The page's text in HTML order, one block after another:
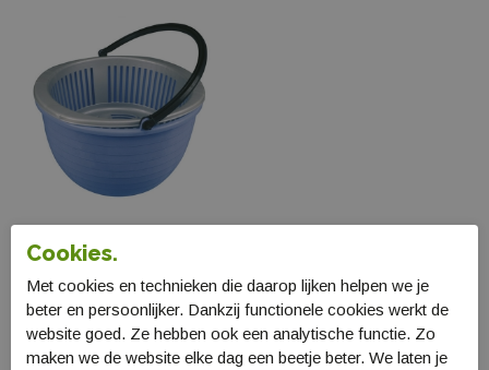
Brunner Vinis kunststof
emmer 14l
1176310
€ 9,99
Cookies.
Met cookies en technieken die daarop lijken helpen we je
beter en persoonlijker. Dankzij functionele cookies werkt de
website goed. Ze hebben ook een analytische functie. Zo
maken we de website elke dag een beetje beter. We laten je